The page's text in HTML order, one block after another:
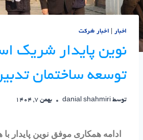
اخبار اخبار شرکت
نوین پایدار شریک
توسعه ساختمان
توسط danial shahmiri بهمن 7, 1404
ادامه همکاری موفق نوین پایدار